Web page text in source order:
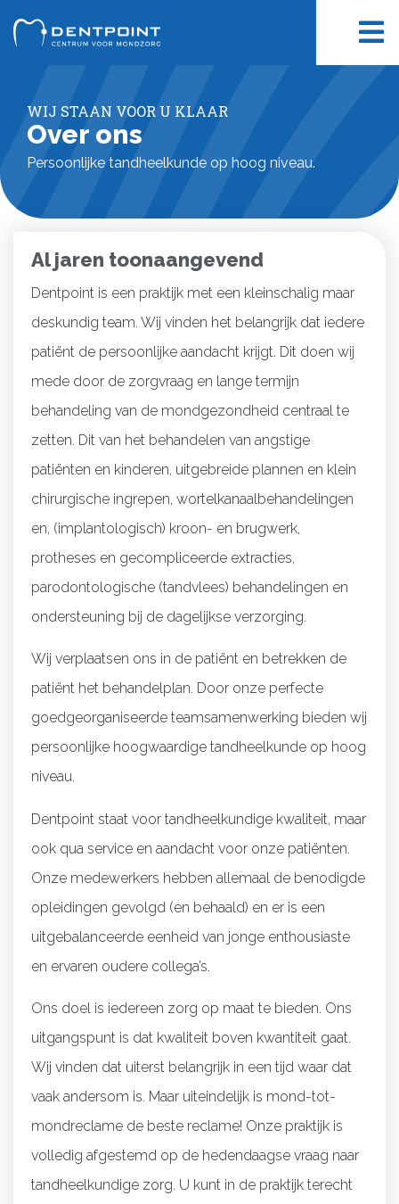
WIJ STAAN VOOR U KLAAR
Over ons
Persoonlijke tandheelkunde op hoog niveau.
Al jaren toonaangevend
Dentpoint is een praktijk met een kleinschalig maar
deskundig team. Wij vinden het belangrijk dat iedere
patiënt de persoonlijke aandacht krijgt. Dit doen wij
mede door de zorgvraag en lange termijn
behandeling van de mondgezondheid centraal te
zetten. Dit van het behandelen van angstige
patiënten en kinderen, uitgebreide plannen en klein
chirurgische ingrepen, wortelkanaalbehandelingen
en, (implantologisch) kroon- en brugwerk,
protheses en gecompliceerde extracties,
parodontologische (tandvlees) behandelingen en
ondersteuning bij de dagelijkse verzorging.
Wij verplaatsen ons in de patiënt en betrekken de
patiënt het behandelplan. Door onze perfecte
goedgeorganiseerde teamsamenwerking bieden wij
persoonlijke hoogwaardige tandheelkunde op hoog
niveau.
Dentpoint staat voor tandheelkundige kwaliteit, maar
ook qua service en aandacht voor onze patiënten.
Onze medewerkers hebben allemaal de benodigde
opleidingen gevolgd (en behaald) en er is een
uitgebalanceerde eenheid van jonge enthousiaste
en ervaren oudere collega’s.
Ons doel is iedereen zorg op maat te bieden. Ons
uitgangspunt is dat kwaliteit boven kwantiteit gaat.
Wij vinden dat uiterst belangrijk in een tijd waar dat
vaak andersom is. Maar uiteindelijk is mond-tot-
mondreclame de beste reclame! Onze praktijk is
volledig afgestemd op de hedendaagse vraag naar
tandheelkundige zorg. U kunt in de praktijk terecht